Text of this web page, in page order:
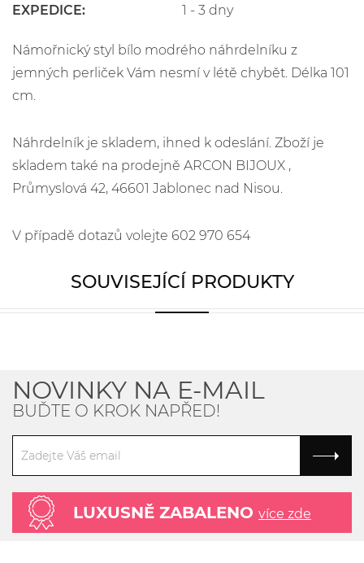
EXPEDICE: 1 - 3 dny
Námořnický styl bílo modrého náhrdelníku z
jemných perliček Vám nesmí v létě chybět. Délka 101
cm.
Náhrdelník je skladem, ihned k odeslání. Zboží je
skladem také na prodejně ARCON BIJOUX ,
Průmyslová 42, 46601 Jablonec nad Nisou.
V případě dotazů volejte 602 970 654
SOUVISEJÍCÍ PRODUKTY
NOVINKY NA E-MAIL
BUĎTE O KROK NAPŘED!
LUXUSNĚ ZABALENO více zde